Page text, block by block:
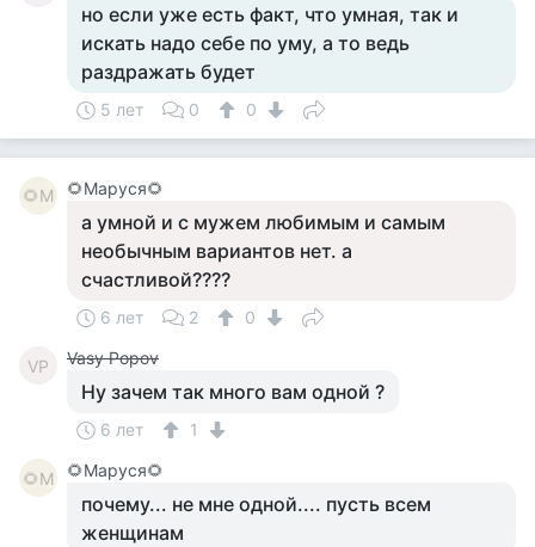
но если уже есть факт, что умная, так и
искать надо себе по уму, а то ведь
раздражать будет
5 лет 0 0
🌻М 🌻Маруся🌻
а умной и с мужем любимым и самым
необычным вариантов нет. а
счастливой????
6 лет 2 0
VP Vasy Popov
Ну зачем так много вам одной ?
6 лет 1
🌻М 🌻Маруся🌻
почему... не мне одной.... пусть всем
женщинам